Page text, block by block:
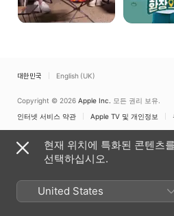
대한민국 English (UK)
Copyright © 2026 Apple Inc. 모든 권리 보유.
인터넷 서비스 약관
Apple TV 및 개인정보
현재 위치에 특화된 콘텐츠
선택하십시오.
United States